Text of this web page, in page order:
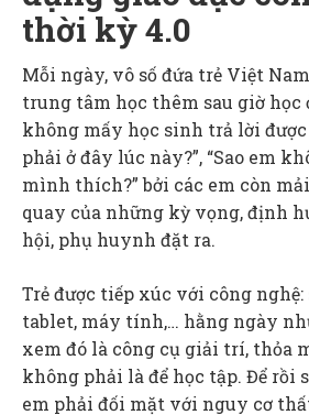
thời kỳ 4.0
Mỗi ngày, vô số đứa trẻ Việt
trung tâm học thêm sau giờ học
không mấy học sinh trả lời được
phải ở đây lúc này?”, “Sao em
mình thích?” bởi các em còn
quay của những kỳ vọng, định
hội, phụ huynh đặt ra.
Trẻ được tiếp xúc với công
tablet, máy tính,… hằng ngày
xem đó là công cụ giải trí, thỏa
không phải là để học tập. Để rồi
em phải đối mặt với nguy cơ